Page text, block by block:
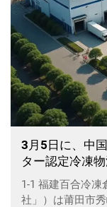
3月5日に、中
ター認定冷凍
社のスター認
ち5つ星企業は
1-1 福建百合冷
社」）は莆田市